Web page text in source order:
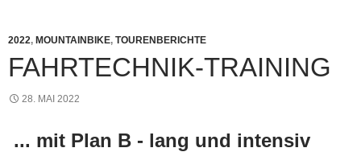
2022, MOUNTAINBIKE, TOURENBERICHTE
FAHRTECHNIK-TRAINING
28. MAI 2022
... mit Plan B - lang und intensiv